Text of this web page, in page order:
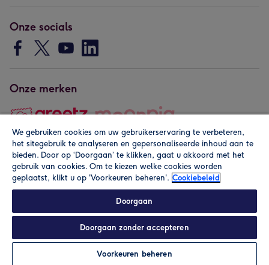
Onze socials
Onze merken
Copyright © 2026 by Greetz
Alle prijzen zijn inclusief btw en andere heffingen. Lees de
algemene voorwaarden.
We gebruiken cookies om uw gebruikerservaring te verbeteren,
het sitegebruik te analyseren en gepersonaliseerde inhoud aan te
bieden. Door op ‘Doorgaan’ te klikken, gaat u akkoord met het
gebruik van cookies. Om te kiezen welke cookies worden
geplaatst, klikt u op 'Voorkeuren beheren'. Cookiebeleid
Doorgaan
Doorgaan zonder accepteren
Voorkeuren beheren